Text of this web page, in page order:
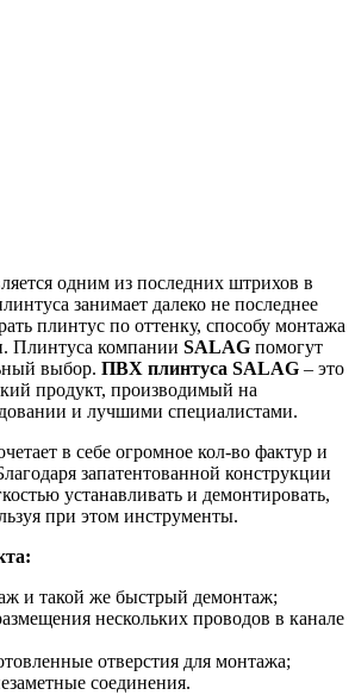
одним из последних штрихов в
занимает далеко не последнее
плинтус по оттенку, способу монтажа
. Плинтуса компании SALAG помогут
выбор. ПВХ плинтуса SALAG – это
продукт, производимый на
и лучшими специалистами.
в себе огромное кол-во фактур и
запатентованной конструкции
устанавливать и демонтировать,
при этом инструменты.
:
и такой же быстрый демонтаж;
нескольких проводов в канале
отверстия для монтажа;
соединения.